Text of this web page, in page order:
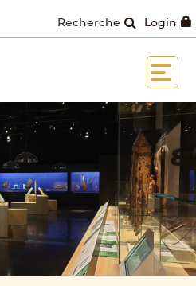
Login
Recherche